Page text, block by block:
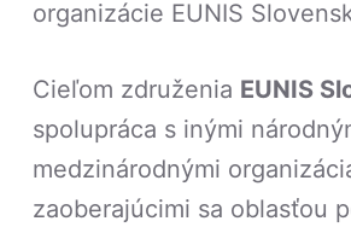
organizácie EUNIS
Cieľom združenia EUNIS
spolupráca s inými
medzinárodnými
zaoberajúcimi sa oblasťou